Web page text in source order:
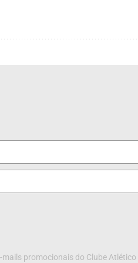
promocionais do Clube Atlético